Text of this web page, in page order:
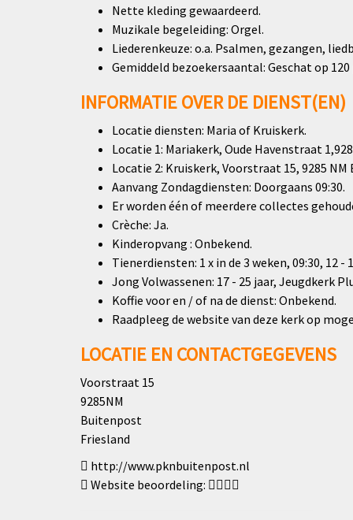
Nette kleding gewaardeerd.
Muzikale begeleiding: Orgel.
Liederenkeuze: o.a. Psalmen, gezangen,
Gemiddeld bezoekersaantal: Geschat op 120
INFORMATIE OVER DE DIENST(EN)
Locatie diensten: Maria of Kruiskerk.
Locatie 1: Mariakerk, Oude Havenstraat
Locatie 2: Kruiskerk, Voorstraat 15, 9285
Aanvang Zondagdiensten: Doorgaans 09:30.
Er worden één of meerdere collectes
Crèche: Ja.
Kinderopvang : Onbekend.
Tienerdiensten: 1 x in de 3 weken, 09:30, 12
Jong Volwassenen: 17 - 25 jaar, Jeugdkerk
Koffie voor en / of na de dienst: Onbekend.
Raadpleeg de website van deze kerk op
LOCATIE EN CONTACTGEGEVENS
Voorstraat 15
9285NM
Buitenpost
Friesland
http://www.pknbuitenpost.nl
Website beoordeling: